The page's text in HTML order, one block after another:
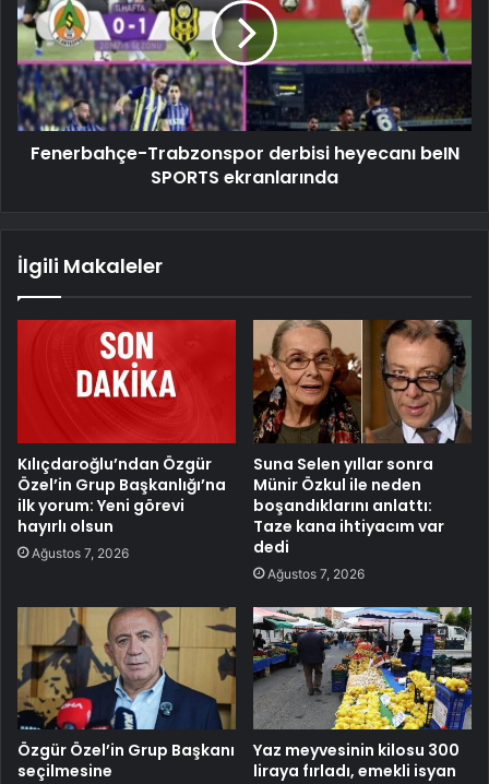
Fenerbahçe-Trabzonspor derbisi heyecanı beIN
SPORTS ekranlarında
İlgili Makaleler
Kılıçdaroğlu’ndan Özgür
Özel’in Grup Başkanlığı’na
ilk yorum: Yeni görevi
hayırlı olsun
Ağustos 7, 2026
Suna Selen yıllar sonra
Münir Özkul ile neden
boşandıklarını anlattı:
Taze kana ihtiyacım var
dedi
Ağustos 7, 2026
Özgür Özel’in Grup Başkanı
seçilmesine
Yaz meyvesinin kilosu 300
liraya fırladı, emekli isyan